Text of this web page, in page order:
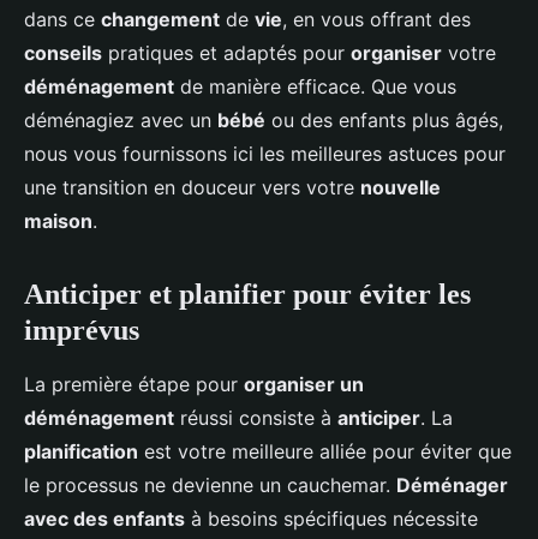
dans ce changement de vie, en vous offrant des
conseils pratiques et adaptés pour organiser votre
déménagement de manière efficace. Que vous
déménagiez avec un bébé ou des enfants plus âgés,
nous vous fournissons ici les meilleures astuces pour
une transition en douceur vers votre nouvelle
maison.
Anticiper et planifier pour éviter les
imprévus
La première étape pour organiser un
déménagement réussi consiste à anticiper. La
planification est votre meilleure alliée pour éviter que
le processus ne devienne un cauchemar. Déménager
avec des enfants à besoins spécifiques nécessite